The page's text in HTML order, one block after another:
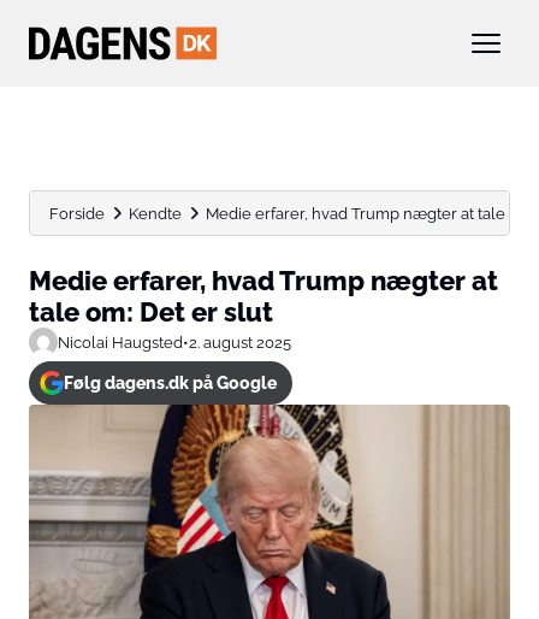
Forside Kendte Medie erfarer, hvad Trump nægter at tale om:
Medie erfarer, hvad Trump nægter at
tale om: Det er slut
Nicolai Haugsted•2. august 2025
Følg dagens.dk på Google